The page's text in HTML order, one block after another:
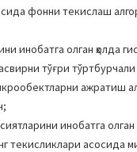
фонни текислаш
инобатга олган ҳолда
тўғри тўртбурчали
ажратиш
инобатга олган
текисликлари асосида